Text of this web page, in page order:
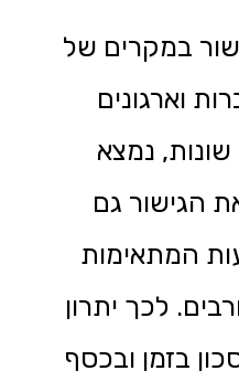
במקרים של
וארגונים
נמצא
הגישור גם
המתאימות
לכך יתרון
בזמן ובכסף